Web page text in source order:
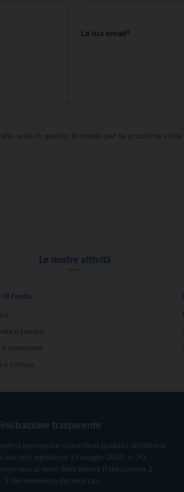
La tua email*
web in questo browser per la prossima volta
Le nostre attività
di fondo
e Lavoro
e benessere
e cultura
trasparente
percepisce i contributi pubblici all'editoria
decreto legislativo 15 maggio 2017, n. 70.
resa ai sensi della lettera f) del comma 2
5 del medesimo decreto Lgs.